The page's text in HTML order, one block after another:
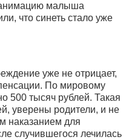
малыша
что синеть стало уже
уже не отрицает,
По мировому
500 тысяч рублей. Такая
уверены родители, и не
наказанием для
случившегося лечилась